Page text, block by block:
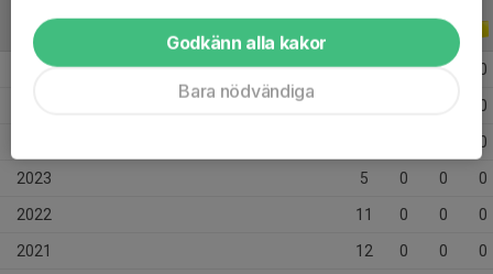
ALLA SERIER
2026 10 0 0 0
0
0
2023 5 0 0 0
2022 11 0 0 0
2021 12 0 0 0
Godkänn alla kakor
Bara nödvändiga